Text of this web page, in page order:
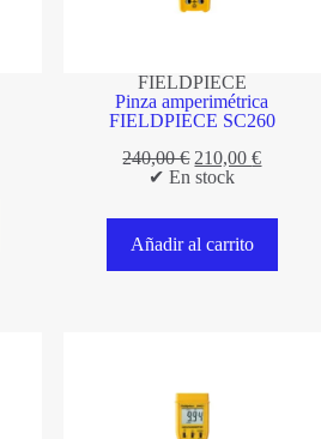
FIELDPIECE
Pinza amperimétrica
FIELDPIECE SC260
240,00€ El
precio
era:
240,00 €.
210,00€El
es:
✔ En stock
Añadir al carrito